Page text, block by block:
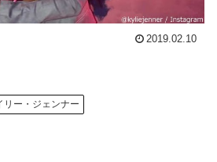
2019.02.10
リー・ジェンナー